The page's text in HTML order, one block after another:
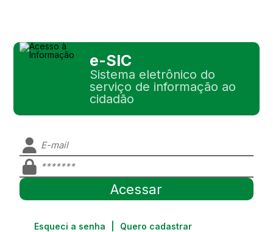
e-SIC
Sistema eletrônico do
serviço de informação ao
cidadão
Esqueci a senha Quero cadastrar